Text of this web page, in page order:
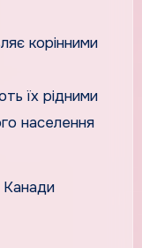
корінними
їх рідними
населення
Канади